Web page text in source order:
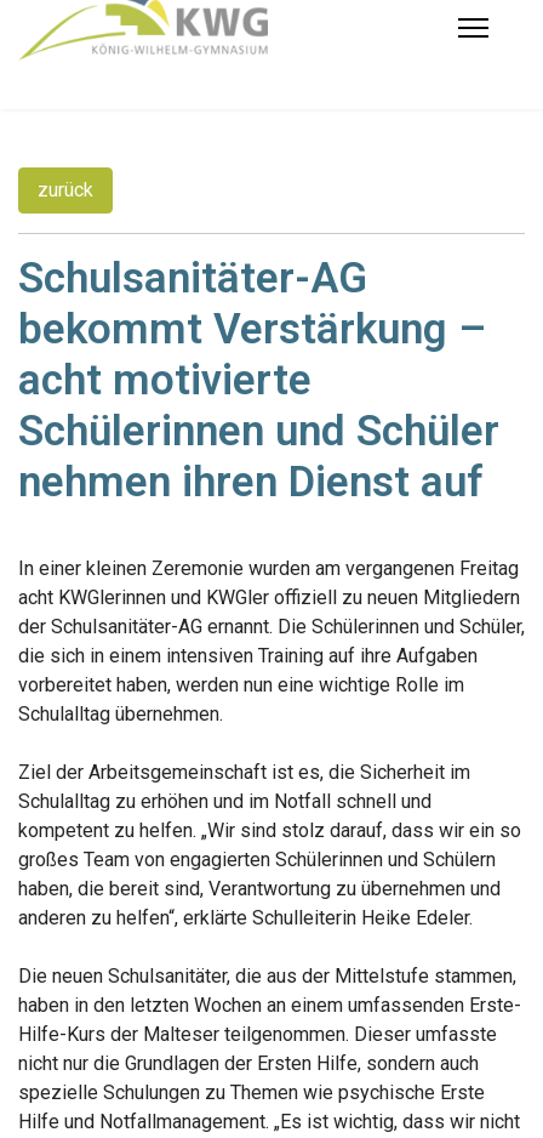
zurück
Schulsanitäter-AG
bekommt Verstärkung –
acht motivierte
Schülerinnen und Schüler
nehmen ihren Dienst auf
In einer kleinen Zeremonie wurden am vergangenen Freitag
acht KWGlerinnen und KWGler offiziell zu neuen Mitgliedern
der Schulsanitäter-AG ernannt. Die Schülerinnen und Schüler,
die sich in einem intensiven Training auf ihre Aufgaben
vorbereitet haben, werden nun eine wichtige Rolle im
Schulalltag übernehmen.
Ziel der Arbeitsgemeinschaft ist es, die Sicherheit im
Schulalltag zu erhöhen und im Notfall schnell und
kompetent zu helfen. „Wir sind stolz darauf, dass wir ein so
großes Team von engagierten Schülerinnen und Schülern
haben, die bereit sind, Verantwortung zu übernehmen und
anderen zu helfen“, erklärte Schulleiterin Heike Edeler.
Die neuen Schulsanitäter, die aus der Mittelstufe stammen,
haben in den letzten Wochen an einem umfassenden Erste-
Hilfe-Kurs der Malteser teilgenommen. Dieser umfasste
nicht nur die Grundlagen der Ersten Hilfe, sondern auch
spezielle Schulungen zu Themen wie psychische Erste
Hilfe und Notfallmanagement. „Es ist wichtig, dass wir nicht